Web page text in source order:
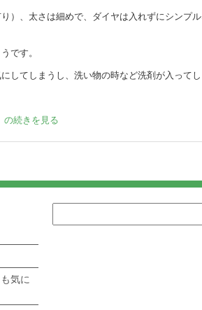
）、太さは細めで、ダイヤは入れずにシンプ
です。
してしまうし、洗い物の時など洗剤が入って
の続きを見る
気に